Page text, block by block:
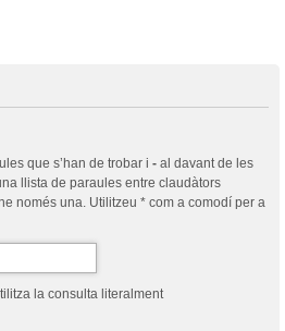
que s’han de trobar i - al davant de les
llista de paraules entre claudàtors
només una. Utilitzeu * com a comodí per a
la consulta literalment